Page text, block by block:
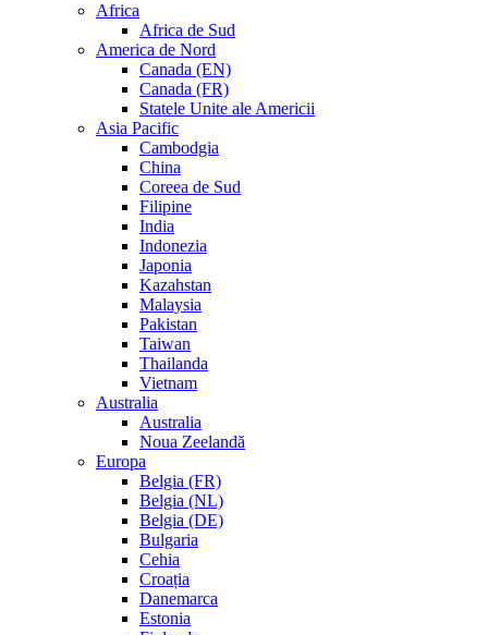
Africa
Africa de Sud
America de Nord
Canada (EN)
Canada (FR)
Statele Unite ale Americii
Asia Pacific
Cambodgia
China
Coreea de Sud
Filipine
India
Indonezia
Japonia
Kazahstan
Malaysia
Pakistan
Taiwan
Thailanda
Vietnam
Australia
Australia
Noua Zeelandă
Europa
Belgia (FR)
Belgia (NL)
Belgia (DE)
Bulgaria
Cehia
Croația
Danemarca
Estonia